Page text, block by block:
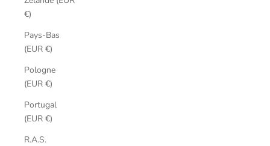
€)
Pays-Bas
(EUR €)
Pologne
(EUR €)
Portugal
(EUR €)
R.A.S.